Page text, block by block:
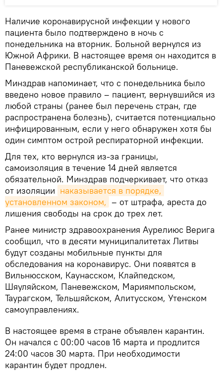
Наличие коронавирусной инфекции у нового
пациента было подтверждено в ночь с
понедельника на вторник. Больной вернулся из
Южной Африки. В настоящее время он находится в
Паневежской республиканской больнице.
Минздрав напоминает, что с понедельника было
введено новое правило – пациент, вернувшийся из
любой страны (ранее был перечень стран, где
распространена болезнь), считается потенциально
инфицированным, если у него обнаружен хотя бы
один симптом острой респираторной инфекции.
Для тех, кто вернулся из-за границы,
самоизоляция в течение 14 дней является
обязательной. Минздрав подчеркивает, что отказ
от изоляции наказывается в порядке,
установленном законом, – от штрафа, ареста до
лишения свободы на срок до трех лет.
Ранее министр здравоохранения Аурелиюс Верига
сообщил, что в десяти муниципалитетах Литвы
будут созданы мобильные пункты для
обследования на коронавирус. Они появятся в
Вильнюсском, Каунасском, Клайпедском,
Шяуляйском, Паневежском, Мариямпольском,
Таурагском, Тельшяйском, Алитусском, Утенском
самоуправлениях.
В настоящее время в стране объявлен карантин.
Он начался с 00:00 часов 16 марта и продлится
24:00 часов 30 марта. При необходимости
карантин будет продлен.